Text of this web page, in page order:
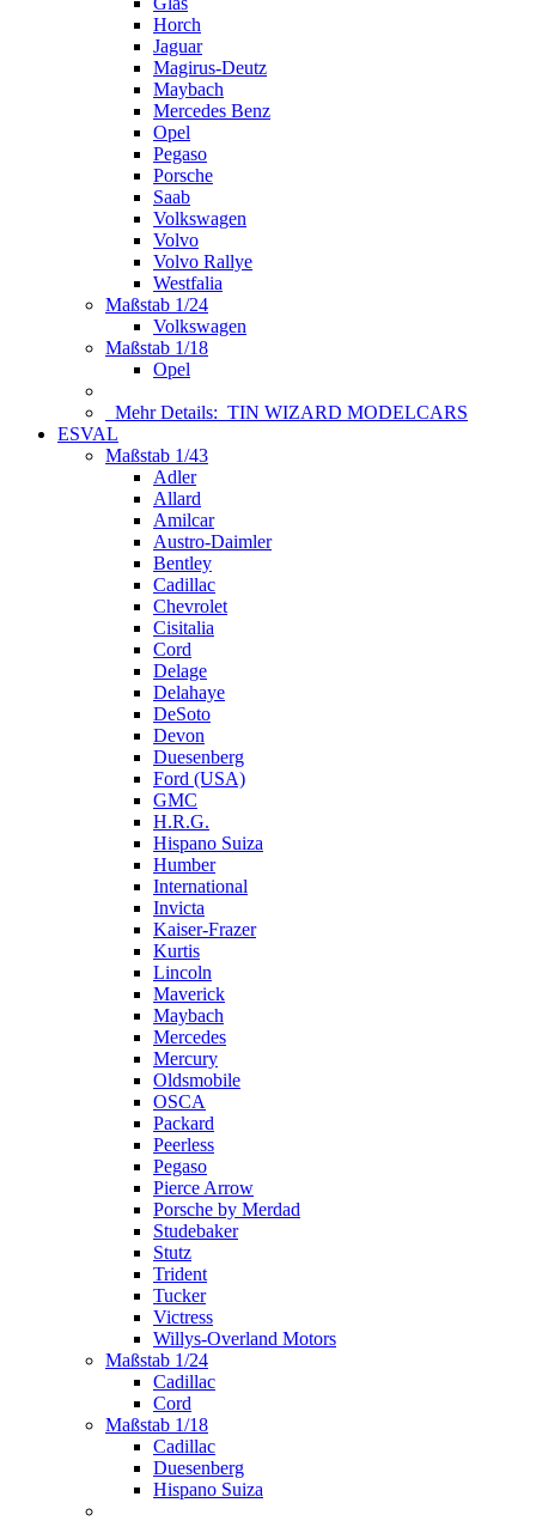
Horch
Jaguar
Magirus-Deutz
Maybach
Mercedes Benz
Opel
Pegaso
Porsche
Saab
Volkswagen
Volvo
Volvo Rallye
Westfalia
Maßstab 1/24
Volkswagen
Maßstab 1/18
Opel
Mehr Details: TIN WIZARD MODELCARS
ESVAL
Maßstab 1/43
Adler
Allard
Amilcar
Austro-Daimler
Bentley
Cadillac
Chevrolet
Cisitalia
Cord
Delage
Delahaye
DeSoto
Devon
Duesenberg
Ford (USA)
GMC
H.R.G.
Hispano Suiza
Humber
International
Invicta
Kaiser-Frazer
Kurtis
Lincoln
Maverick
Maybach
Mercedes
Mercury
Oldsmobile
OSCA
Packard
Peerless
Pegaso
Pierce Arrow
Porsche by Merdad
Studebaker
Stutz
Trident
Tucker
Victress
Willys-Overland Motors
Maßstab 1/24
Cadillac
Cord
Maßstab 1/18
Cadillac
Duesenberg
Hispano Suiza